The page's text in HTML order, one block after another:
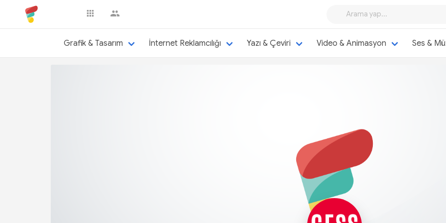
Grafik & Tasarım İnternet Reklamcılığı Yazı & Çeviri Video & Animasyon Ses &
gesstudio